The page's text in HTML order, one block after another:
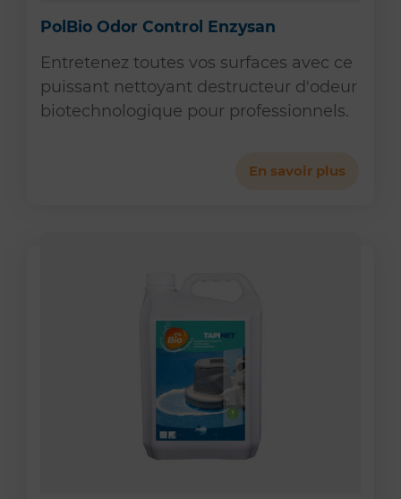
PolBio Odor Control Enzysan
Entretenez toutes vos surfaces avec ce
puissant nettoyant destructeur d'odeur
biotechnologique pour professionnels.
En savoir plus